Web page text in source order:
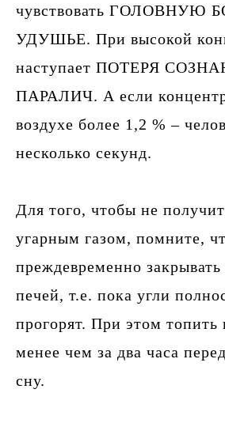
чувствовать ГОЛОВНУЮ
УДУШЬЕ. При высокой
наступает ПОТЕРЯ
ПАРАЛИЧ. А если
воздухе более 1,2 % –
несколько секунд.
Для того, чтобы не
угарным газом, помните,
преждевременно закрывать
печей, т.е. пока угли
прогорят. При этом
менее чем за два часа
сну.